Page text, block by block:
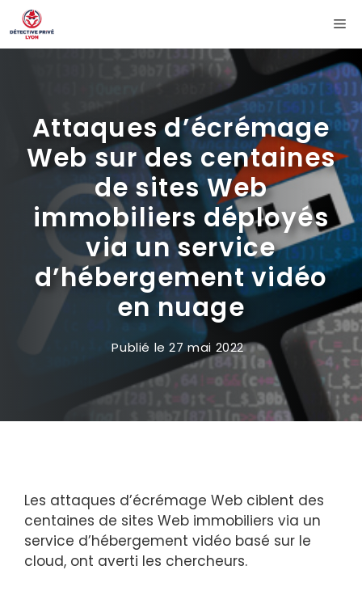
Aller
au
contenu
Attaques d’écrémage
Web sur des centaines
de sites Web
immobiliers déployés
via un service
d’hébergement vidéo
en nuage
Publié le27 mai 2022
Les attaques d’écrémage Web ciblent des
centaines de sites Web immobiliers via un
service d’hébergement vidéo basé sur le
cloud, ont averti les chercheurs.